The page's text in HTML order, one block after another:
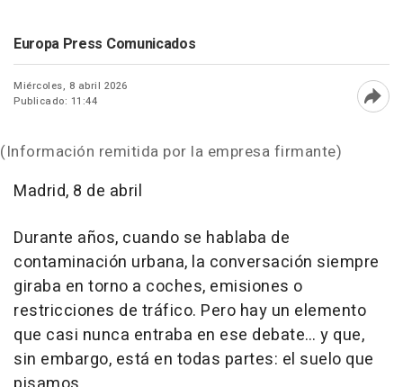
Europa Press Comunicados
Miércoles, 8 abril 2026
Publicado: 11:44
(Información remitida por la empresa firmante)
Madrid, 8 de abril
Durante años, cuando se hablaba de
contaminación urbana, la conversación siempre
giraba en torno a coches, emisiones o
restricciones de tráfico. Pero hay un elemento
que casi nunca entraba en ese debate… y que,
sin embargo, está en todas partes: el suelo que